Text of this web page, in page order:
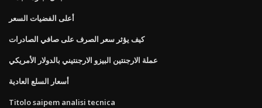
أعلى الفضيات السعر
كيف يؤثر سعر الصرف على صافي الصادرات
عملة الارجنتين البيزو الارجنتيني بالدولار الأمريكي
أسعار السلع العادية
Titolo saipem analisi tecnica